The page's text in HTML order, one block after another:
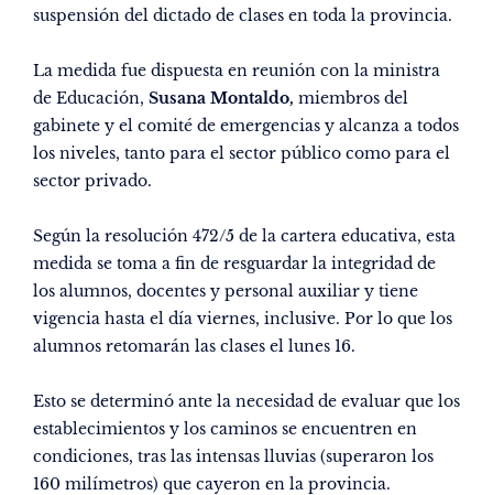
suspensión del dictado de clases en toda la provincia.
La medida fue dispuesta en reunión con la ministra
de Educación, Susana Montaldo, miembros del
gabinete y el comité de emergencias y alcanza a todos
los niveles, tanto para el sector público como para el
sector privado.
Según la resolución 472/5 de la cartera educativa, esta
medida se toma a fin de resguardar la integridad de
los alumnos, docentes y personal auxiliar y tiene
vigencia hasta el día viernes, inclusive. Por lo que los
alumnos retomarán las clases el lunes 16.
Esto se determinó ante la necesidad de evaluar que los
establecimientos y los caminos se encuentren en
condiciones, tras las intensas lluvias (superaron los
160 milímetros) que cayeron en la provincia.